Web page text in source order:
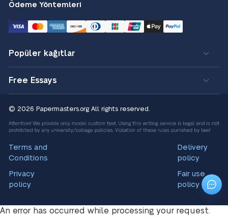
Ödeme Yöntemleri
Popüler kağıtlar
Free Essays
© 2026 Papermasters.org All rights reserved.
Terms and
Conditions
Privacy
policy
Delivery
policy
Fair use
policy
An error has occurred while processing your request.